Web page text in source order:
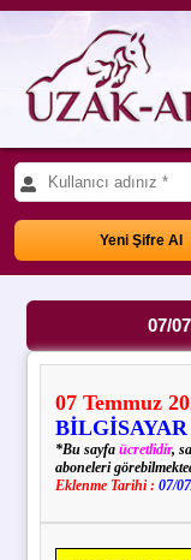
Yeni Şifre Al
07/
07Temmuz
*Bu sayfaücretlidir,
aboneleri
Eklenme Tarihi : 07/